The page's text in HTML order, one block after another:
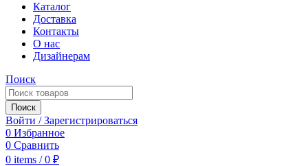
Каталог
Доставка
Контакты
О нас
Дизайнерам
Поиск
Поиск
Войти / Зарегистрироваться
0 Избранное
0 Сравнить
0 items / 0 ₽